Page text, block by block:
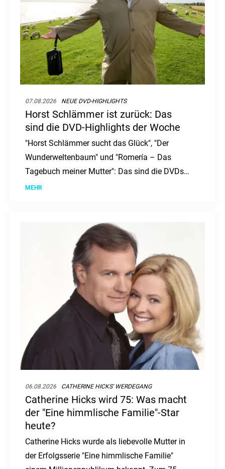
07.08.2026 NEUE DVD-HIGHLIGHTS
Horst Schlämmer ist zurück: Das
sind die DVD-Highlights der Woche
"Horst Schlämmer sucht das Glück", "Der
Wunderweltenbaum" und "Romería – Das
Tagebuch meiner Mutter": Das sind die DVDs
und Blu-rays der Woche.
MEHR
06.08.2026 CATHERINE HICKS' WERDEGANG
Catherine Hicks wird 75: Was macht
der "Eine himmlische Familie"-Star
heute?
Catherine Hicks wurde als liebevolle Mutter in
der Erfolgsserie "Eine himmlische Familie"